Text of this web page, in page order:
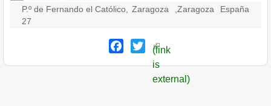
P.º de Fernando el Católico,
27
Zaragoza Zaragoza España
Facebook
Twitter
(link
is
external)